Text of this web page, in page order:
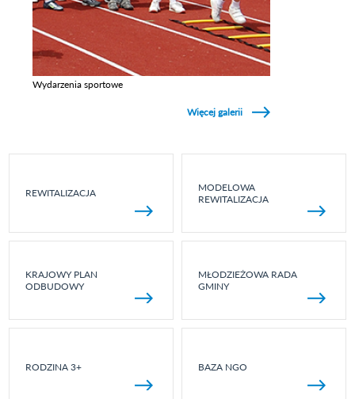
Wydarzenia sportowe
Więcej galerii
REWITALIZACJA
MODELOWA
REWITALIZACJA
KRAJOWY PLAN
ODBUDOWY
MŁODZIEŻOWA RADA
GMINY
RODZINA 3+ BAZA NGO